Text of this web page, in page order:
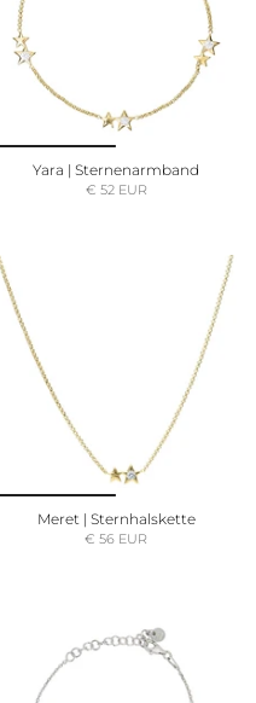
Yara | Sternenarmband
€ 52 EUR
Meret | Sternhalskette
€ 56 EUR